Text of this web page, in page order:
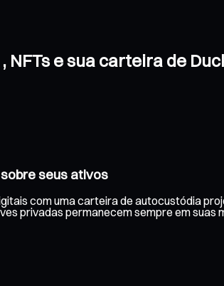
NFTs e sua carteira de
seus ativos
com uma carteira de autocustódia
privadas permanecem sempre em suas